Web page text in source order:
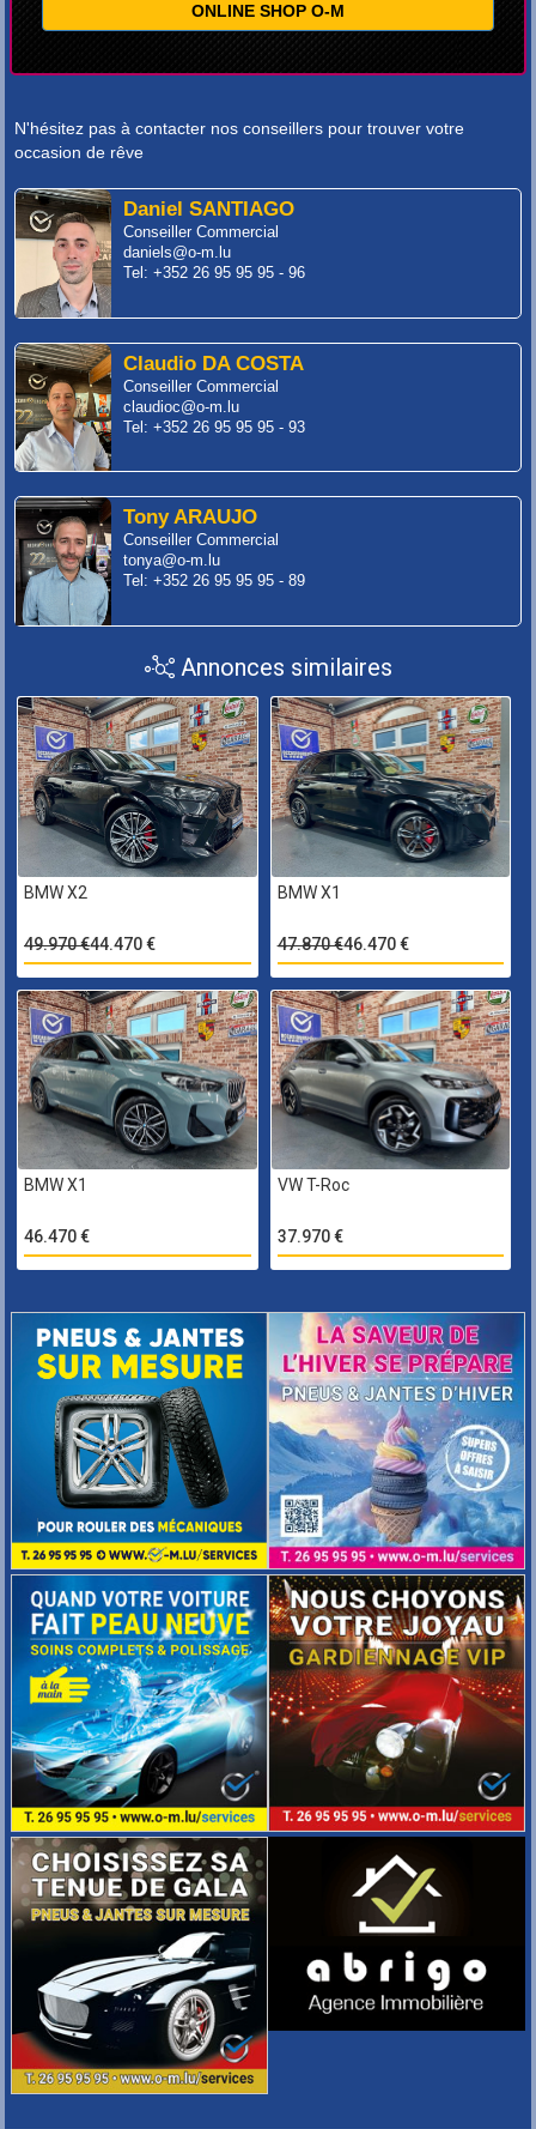
ONLINE SHOP O-M
N'hésitez pas à contacter nos conseillers pour trouver votre
occasion de rêve
Daniel SANTIAGO
Conseiller Commercial
daniels@o-m.lu
Tel: +352 26 95 95 95 - 96
Claudio DA COSTA
Conseiller Commercial
claudioc@o-m.lu
Tel: +352 26 95 95 95 - 93
Tony ARAUJO
Conseiller Commercial
tonya@o-m.lu
Tel: +352 26 95 95 95 - 89
Annonces similaires
BMW X2
49.970 €44.470 €
BMW X1
47.870 €46.470 €
BMW X1
46.470 €
VW T-Roc
37.970 €